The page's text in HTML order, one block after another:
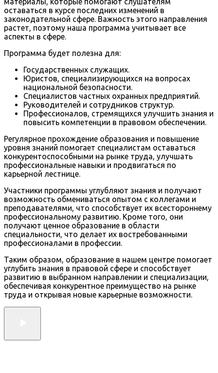
оставаться в курсе последних изменений в
законодательной сфере. Важность этого направления
растет, поэтому наша программа учитывает все
аспекты в сфере.
Программа будет полезна для:
Государственных служащих.
Юристов, специализирующихся на вопросах
национальной безопасности.
Специалистов частных охранных предприятий.
Руководителей и сотрудников структур.
Профессионалов, стремящихся улучшить знания и
повысить компетенции в правовом обеспечении.
Регулярное прохождение образования и повышение
уровня знаний помогает специалистам оставаться
конкурентоспособными на рынке труда, улучшать
профессиональные навыки и продвигаться по
карьерной лестнице.
Участники программы углубляют знания и получают
возможность обмениваться опытом с коллегами и
преподавателями, что способствует их всестороннему
профессиональному развитию. Кроме того, они
получают ценное образование в области
специальности, что делает их востребованными
профессионалами в профессии.
Таким образом, образование в нашем центре помогает
углубить знания в правовой сфере и способствует
развитию в выбранном направлении и специализации,
обеспечивая конкурентное преимущество на рынке
труда и открывая новые карьерные возможности.